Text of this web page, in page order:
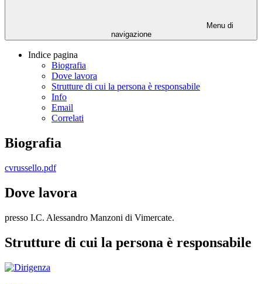
Menu di
navigazione
Indice pagina
Biografia
Dove lavora
Strutture di cui la persona è responsabile
Info
Email
Correlati
Biografia
cvrussello.pdf
Dove lavora
presso I.C. Alessandro Manzoni di Vimercate.
Strutture di cui la persona è responsabile